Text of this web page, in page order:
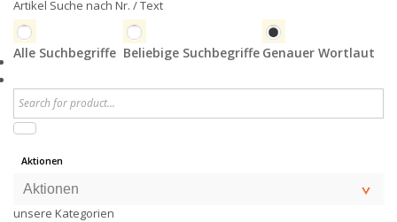
Artikel Suche nach Nr. / Text
Alle Suchbegriffe Beliebige Suchbegriffe Genauer Wortlaut
Aktionen
Aktionen
unsere Kategorien